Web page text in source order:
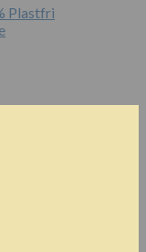
Plastfri